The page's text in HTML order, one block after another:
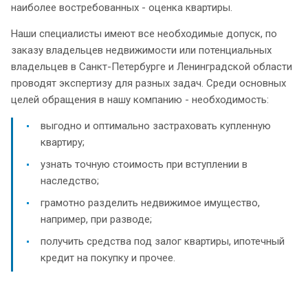
наиболее востребованных - оценка квартиры.
Наши специалисты имеют все необходимые допуск, по
заказу владельцев недвижимости или потенциальных
владельцев в Санкт-Петербурге и Ленинградской области
проводят экспертизу для разных задач. Среди основных
целей обращения в нашу компанию - необходимость:
выгодно и оптимально застраховать купленную
квартиру;
узнать точную стоимость при вступлении в
наследство;
грамотно разделить недвижимое имущество,
например, при разводе;
получить средства под залог квартиры, ипотечный
кредит на покупку и прочее.